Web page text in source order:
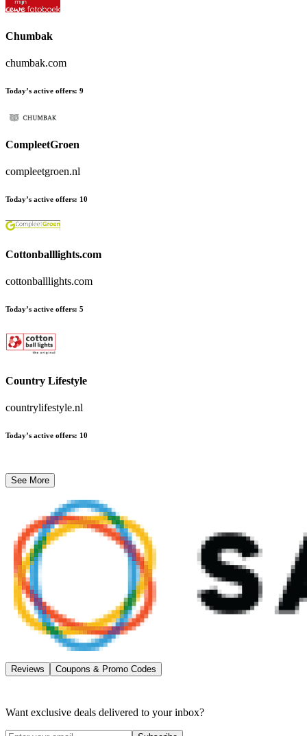
Chumbak
chumbak.com
Today’s active offers: 9
CompleetGroen
compleetgroen.nl
Today’s active offers: 10
Cottonballlights.com
cottonballlights.com
Today’s active offers: 5
Country Lifestyle
countrylifestyle.nl
Today’s active offers: 10
See More
Reviews Coupons & Promo Codes
Want exclusive deals delivered to your inbox?